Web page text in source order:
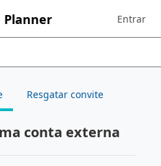
Planner Sign in to
Entrar
Resgatar convite
conta externa